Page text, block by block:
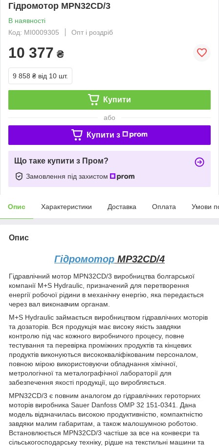
Гідромотор MPN32CD/3
В наявності
Код: MI0009305
Опт і роздріб
10 377 ₴
9 858 ₴ від 10 шт.
Купити
або
Купити з
Що таке купити з Пром?
Замовлення під захистом
Опис Характеристики Доставка Оплата Умови
Опис
Гідромотор MP32CD/4
Гідравлічний мотор MPN32CD/3 виробництва болгарської
компанії M+S Hydraulic, призначений для перетворення
енергії робочої рідини в механічну енергію, яка передається
через вал виконавчим органам.
M+S Hydraulic займається виробництвом гідравлічних моторів
та дозаторів. Вся продукція має високу якість завдяки
контролю під час кожного виробничого процесу, повне
тестування та перевірка проміжних продуктів та кінцевих
продуктів виконуються висококваліфікованим персоналом,
повною мірою використовуючи обладнання хімічної,
метрологічної та металографічної лабораторії для
забезпечення якості продукції, що виробляється.
MPN32CD/3 є повним аналогом до гідравлічних героторних
моторів виробника Sauer Danfoss OMР 32 151-0341. Дана
модель відзначилась високою продуктивністю, компактністю
завдяки малим габаритам, а також малошумною роботою.
Встановлюється MPN32CD/3 частіше за все на конвеєри та
сільськогосподарську техніку, рідше на текстильні машини та